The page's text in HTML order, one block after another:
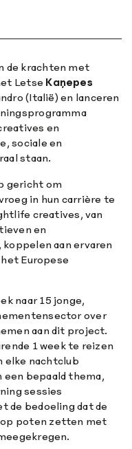
de krachten met
Letse Kaņepes
(Italië) en lanceren
en
sociale en
staan.
gericht om
in hun carrière te
creatives, van
en
aan ervaren
Europese
naar 15 jonge,
over
aan dit project.
1 week te reizen
elke nachtclub
een bepaald thema,
sessies
de bedoeling dat de
poten zetten met